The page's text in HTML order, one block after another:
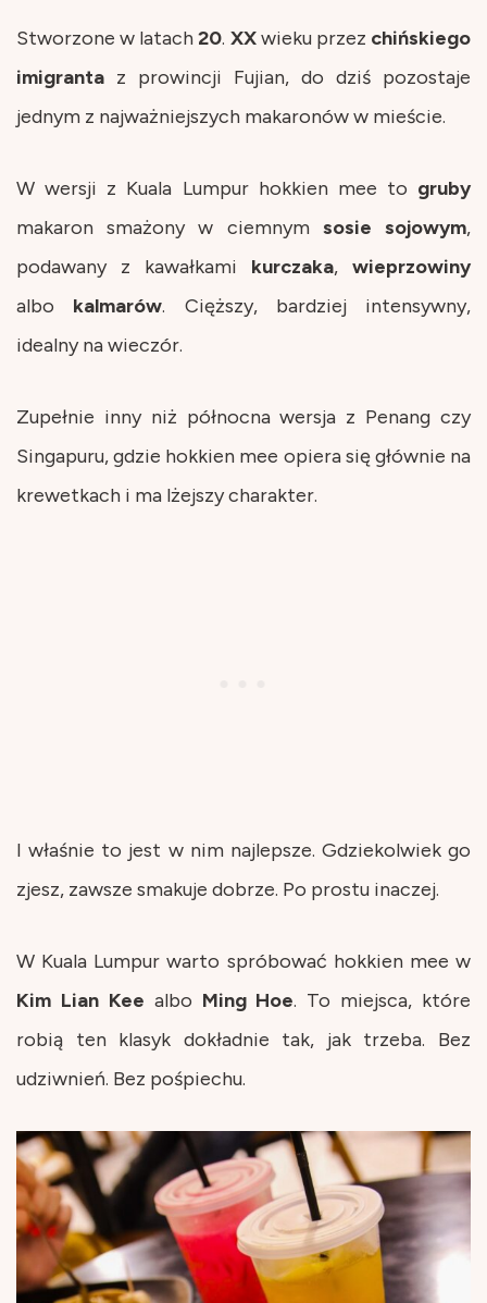
Stworzone w latach20. XXwieku przez chińskiego
imigranta z prowincji Fujian, do dziś pozostaje
jednym z najważniejszych makaronów w mieście.
W wersji z Kuala Lumpur hokkien mee to gruby
makaron smażony w ciemnym sosie sojowym,
podawany z kawałkami kurczaka, wieprzowiny
albo kalmarów. Cięższy, bardziej intensywny,
idealny na wieczór.
Zupełnie inny niż północna wersja z Penang czy
Singapuru, gdzie hokkien mee opiera się głównie na
krewetkach i ma lżejszy charakter.
I właśnie to jest w nim najlepsze. Gdziekolwiek go
zjesz, zawsze smakuje dobrze. Po prostu inaczej.
W Kuala Lumpur warto spróbować hokkien mee w
Kim Lian Kee albo Ming Hoe. To miejsca, które
robią ten klasyk dokładnie tak, jak trzeba. Bez
udziwnień. Bez pośpiechu.